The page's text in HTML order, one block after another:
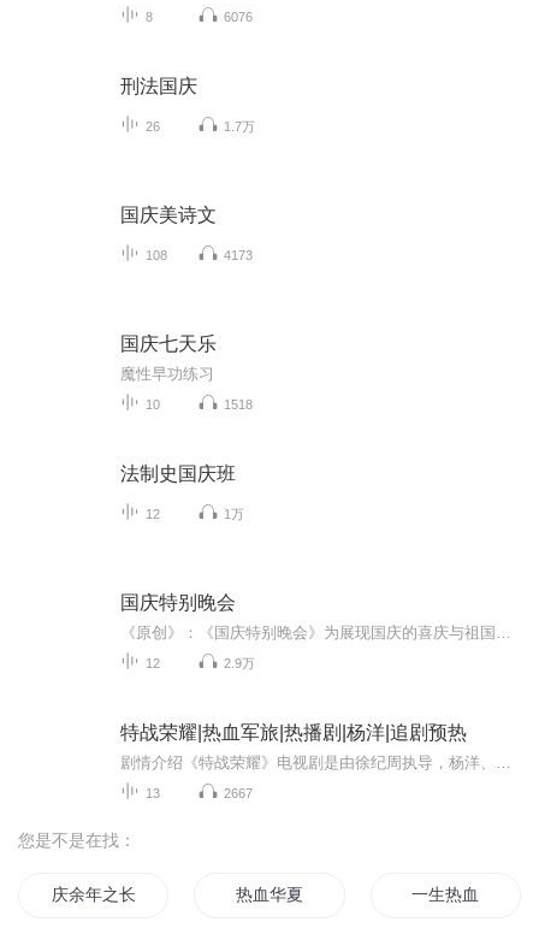
8 6076
刑法国庆
26 1.7万
国庆美诗文
108 4173
国庆七天乐
魔性早功练习
10 1518
法制史国庆班
12 1万
国庆特别晚会
12 2.9万
特战荣耀|热血军旅|热播剧|杨洋|追剧预热
13 2667
您是不是在找：
庆余年之长歌行 热血华夏 一生热血